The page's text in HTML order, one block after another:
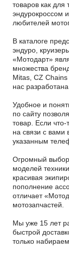
товаров как для
эндурокроссом
любителей
В каталоге
эндуро,
«Мотодарт»
множества
Mitas, CZ Chains
нас
Удобное и
по сайту
товар. Если
на связи с вами
указанным
Огромный
моделей
красивая
пополнение
отличает
мотозапчастей.
Мы уже 15 лет
быстрой
только